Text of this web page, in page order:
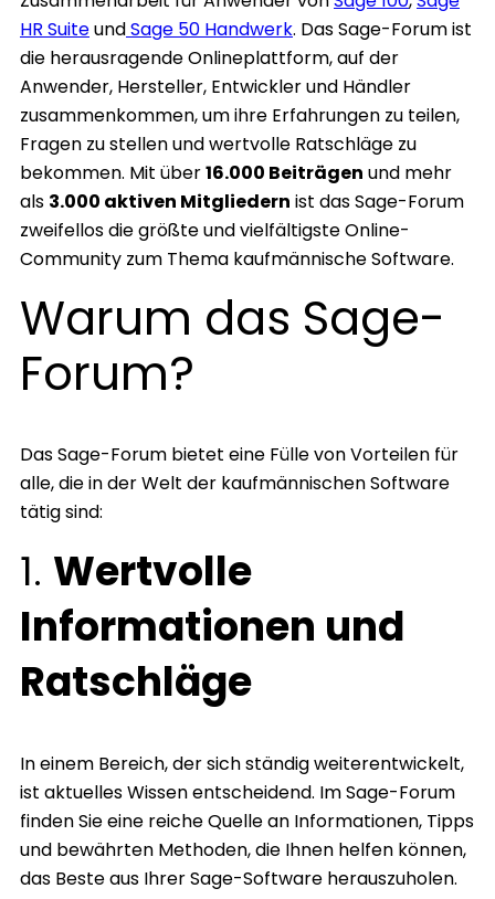
HR SuiteundSage 50 Handwerk. Das Sage-Forum ist
die herausragende Onlineplattform, auf der
Anwender, Hersteller, Entwickler und Händler
zusammenkommen, um ihre Erfahrungen zu teilen,
Fragen zu stellen und wertvolle Ratschläge zu
bekommen. Mit über16.000 Beiträgen und mehr
als 3.000 aktiven Mitgliedern ist das Sage-Forum
zweifellos die größte und vielfältigste Online-
Community zum Thema kaufmännische Software.
Warum das Sage-
Forum?
Das Sage-Forum bietet eine Fülle von Vorteilen für
alle, die in der Welt der kaufmännischen Software
tätig sind:
1. Wertvolle
Informationen und
Ratschläge
In einem Bereich, der sich ständig weiterentwickelt,
ist aktuelles Wissen entscheidend. Im Sage-Forum
finden Sie eine reiche Quelle an Informationen, Tipps
und bewährten Methoden, die Ihnen helfen können,
das Beste aus Ihrer Sage-Software herauszuholen.